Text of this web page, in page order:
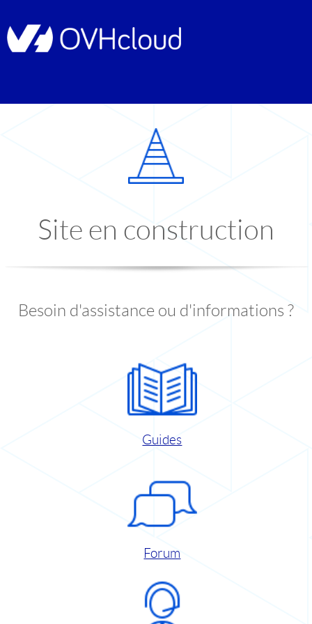
Site en construction
Besoin d'assistance ou d'informations ?
Guides
Forum